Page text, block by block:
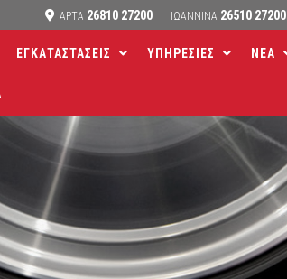
ΑΡΤΑ 26810 27200 ΙΩΑΝΝΙΝΑ 26510 27200
ΕΓΚΑΤΑΣΤΑΣΕΙΣ ΥΠΗΡΕΣΙΕΣ ΝΕΑ